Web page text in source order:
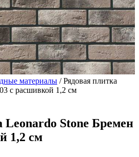
материалы / Рядовая плитка
с расшивкой 1,2 см
Leonardo Stone Бремен
1,2 см